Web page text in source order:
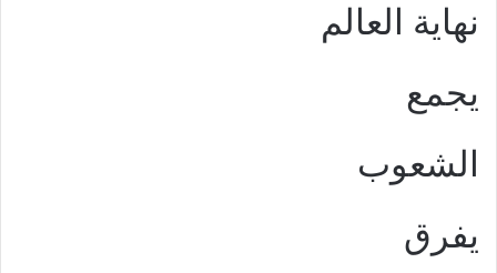
نهاية العالم
يجمع
الشعوب
يفرق